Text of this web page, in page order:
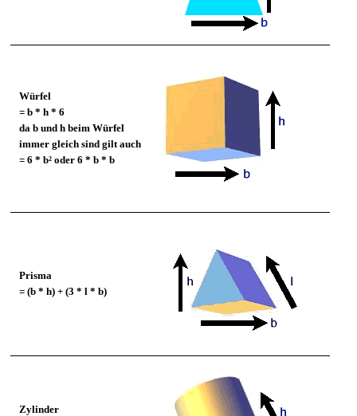
Würfel
= b * h * 6
da b und h beim Würfel
immer gleich sind gilt auch
= 6 * b² oder 6 * b * b
Prisma
= (b * h) + (3 * l * b)
Zylinder